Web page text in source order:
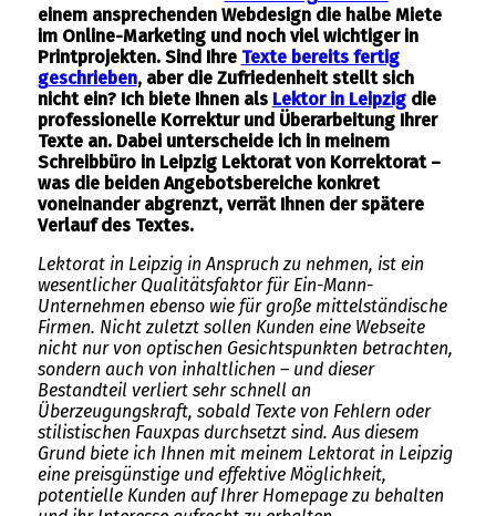
einem ansprechenden Webdesign die halbe Miete
im Online-Marketing und noch viel wichtiger in
Printprojekten. Sind Ihre Texte bereits fertig
geschrieben, aber die Zufriedenheit stellt sich
nicht ein? Ich biete Ihnen als Lektor in Leipzigdie
professionelle Korrektur und Überarbeitung Ihrer
Texte an. Dabei unterscheide ich in meinem
Schreibbüro in Leipzig Lektorat von Korrektorat –
was die beiden Angebotsbereiche konkret
voneinander abgrenzt, verrät Ihnen der spätere
Verlauf des Textes.
Lektorat in Leipzig in Anspruch zu nehmen, ist ein
wesentlicher Qualitätsfaktor für Ein-Mann-
Unternehmen ebenso wie für große mittelständische
Firmen. Nicht zuletzt sollen Kunden eine Webseite
nicht nur von optischen Gesichtspunkten betrachten,
sondern auch von inhaltlichen – und dieser
Bestandteil verliert sehr schnell an
Überzeugungskraft, sobald Texte von Fehlern oder
stilistischen Fauxpas durchsetzt sind. Aus diesem
Grund biete ich Ihnen mit meinem Lektorat in Leipzig
eine preisgünstige und effektive Möglichkeit,
potentielle Kunden auf Ihrer Homepage zu behalten